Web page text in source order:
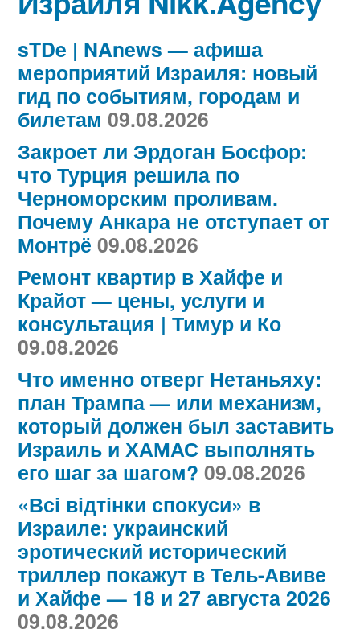
sTDe | NAnews — афиша
мероприятий Израиля: новый
гид по событиям, городам и
билетам 09.08.2026
Закроет ли Эрдоган Босфор:
что Турция решила по
Черноморским проливам.
Почему Анкара не отступает от
Монтрё 09.08.2026
Ремонт квартир в Хайфе и
Крайот — цены, услуги и
консультация | Тимур и Ко
09.08.2026
Что именно отверг Нетаньяху:
план Трампа — или механизм,
который должен был заставить
Израиль и ХАМАС выполнять
его шаг за шагом? 09.08.2026
«Всі відтінки спокуси» в
Израиле: украинский
эротический исторический
триллер покажут в Тель-Авиве
и Хайфе — 18 и 27 августа 2026
09.08.2026